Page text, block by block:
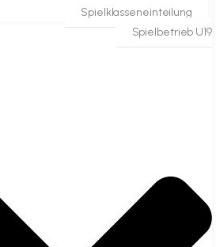
Spielklasseneinteilung
Spielbetrieb U19